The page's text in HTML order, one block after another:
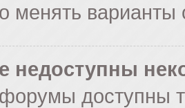
менять варианты
недоступны
доступны